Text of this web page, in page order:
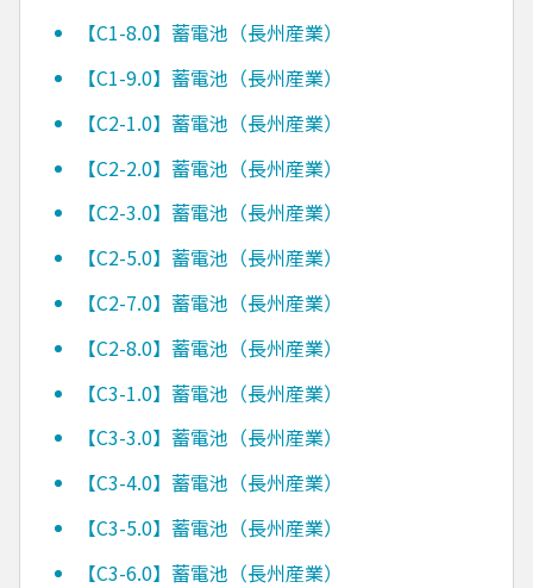
【C1-8.0】蓄電池（長州産業）
【C1-9.0】蓄電池（長州産業）
【C2-1.0】蓄電池（長州産業）
【C2-2.0】蓄電池（長州産業）
【C2-3.0】蓄電池（長州産業）
【C2-5.0】蓄電池（長州産業）
【C2-7.0】蓄電池（長州産業）
【C2-8.0】蓄電池（長州産業）
【C3-1.0】蓄電池（長州産業）
【C3-3.0】蓄電池（長州産業）
【C3-4.0】蓄電池（長州産業）
【C3-5.0】蓄電池（長州産業）
【C3-6.0】蓄電池（長州産業）